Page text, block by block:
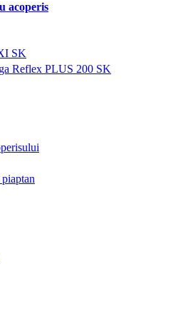
acoperis
SK
Reflex PLUS 200 SK